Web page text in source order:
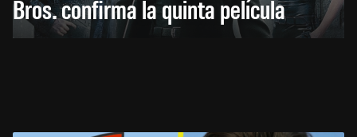
Bros. confirma la quinta película